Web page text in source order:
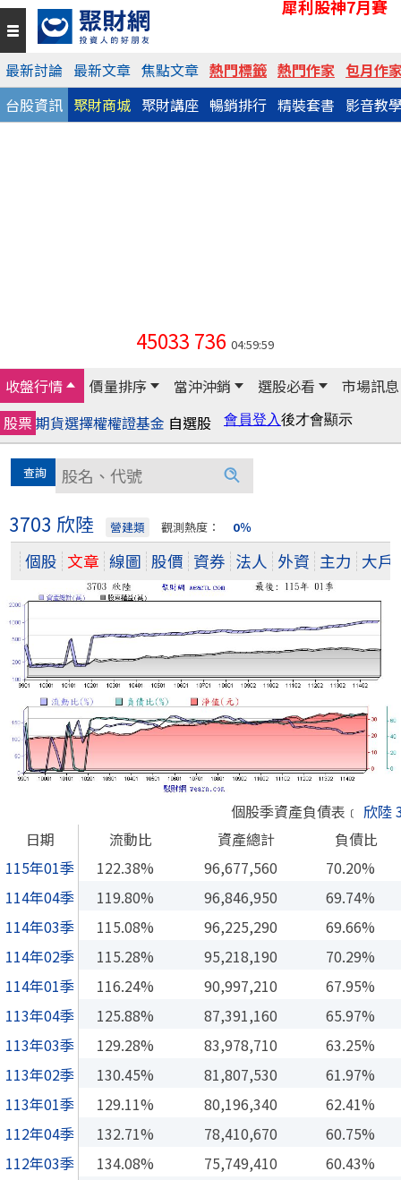
犀利股神7月賽
最新討論 最新文章 焦點文章 熱門標籤 熱門作家 包月作
台股資訊 聚財商城 聚財講座 暢銷排行 精裝套書 影音教
45033 736 04:59:59
收盤行情 價量排序 當沖沖銷 選股必看
市場訊息
股票期貨選擇權權證基金 自選股
3703 欣陸 營建類 觀測熱度： 0％
個股 文章 線圖 股價 資券 法人 外資 主力 大戶
個股季資產負債表﹝ 欣陸
日期
流動比 資產總計
負債比
115年01季
122.38% 96,677,560
70.20%
114年04季
119.80% 96,846,950
69.74%
114年03季
115.08% 96,225,290
69.66%
114年02季
115.28% 95,218,190
70.29%
114年01季
116.24% 90,997,210
67.95%
113年04季
125.88% 87,391,160
65.97%
113年03季
129.28% 83,978,710
63.25%
113年02季
130.45% 81,807,530
61.97%
113年01季
129.11% 80,196,340
62.41%
112年04季
132.71% 78,410,670
60.75%
112年03季
134.08% 75,749,410
60.43%